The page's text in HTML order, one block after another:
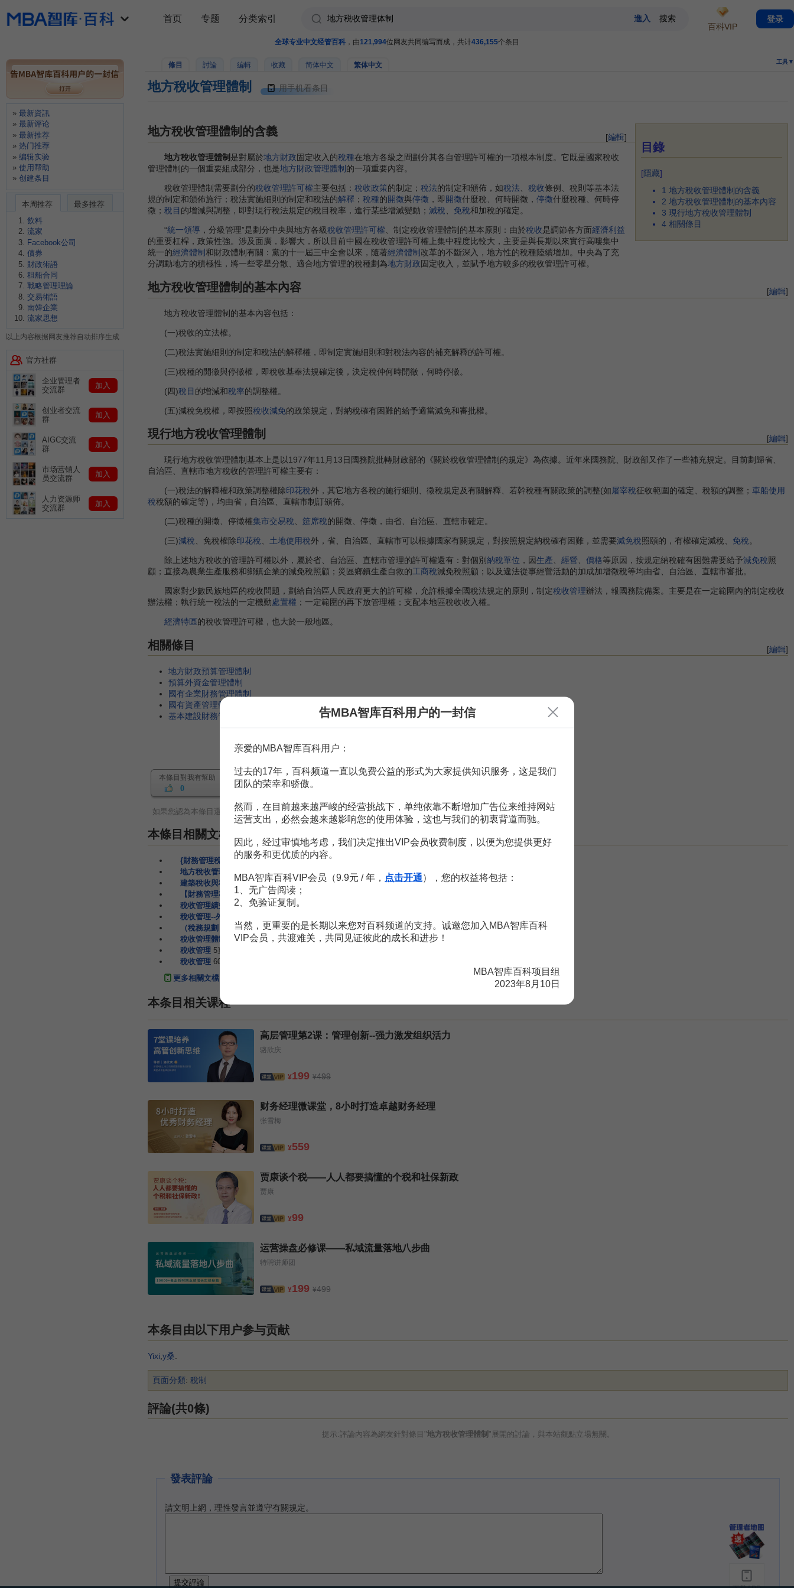
全球专业中文经管百科 ，由121,994位网友共同编写而成，共计436,155个条目
條目 討論 編輯 收藏 简体中文 繁体中文 工具▼
地方稅收管理體制 用手机看条目
目錄
[隱藏]
1 地方稅收管理體制的含義
2 地方稅收管理體制的基本內容
3 現行地方稅收管理體制
4 相關條目
[編輯]
地方稅收管理體制的含義
地方稅收管理體制 是對屬於地方財政固定收入的稅種在地方各級之間劃分其各自管理許可權的一項根本制度。它既是國家稅收
管理體制的一個重要組成部分，也是地方財政管理體制 的一項重要內容。
稅收管理體制需要劃分的稅收管理許可權主要包括： 稅收政策的制定； 稅法的制定和頒佈，如稅法、 稅收條例、稅則等基本法
規的制定和頒佈施行；稅法實施細則的制定和稅法的解釋 ； 稅種的開徵與停徵 ，即 開徵什麼稅、何時開徵， 停徵什麼稅種、何時停
徵； 稅目 的增減與調整，即對現行稅法規定的稅目稅率，進行某些增減變動； 減稅、 免稅和加稅的確定。
“統一領導 ，分級管理”是劃分中央與地方各級稅收管理許可權、制定稅收管理體制的基本原則：由於稅收是調節各方面經濟利益
的重要杠桿，政策性強。涉及面廣，影響大，所以目前中國在稅收管理許可權上集中程度比較大，主要是與長期以來實行高嘍集中
統一的經濟體制 和財政體制有關：黨的十一屆三中全會以來，隨著經濟體制 改革的不斷深入，地方性的稅種陸續增加。中央為了充
分調動地方的積極性，將一些零星分散、適合地方管理的稅種劃為地方財政固定收入，並賦予地方較多的稅收管理許可權。
[編輯]
地方稅收管理體制的基本內容
地方稅收管理體制的基本內容包括：
(一)稅收的立法權。
(二)稅法實施細則的制定和稅法的解釋權，即制定實施細則和對稅法內容的補充解釋的許可權。
(三)稅種的開徵與停徵權，即稅收基奉法規確定後，決定稅仲何時開徵，何時停徵。
(四)稅目 的增減和稅率的調整權。
(五)減稅免稅權，即按照稅收減免的政策規定，對納稅確有困難的給予適當減免和審批權。
[編輯]
現行地方稅收管理體制
現行地方稅收管理體制基本上是以1977年11月13日國務院批轉財政部的《關於稅收管理體制的規定》為依據。近年來國務院、財政部又作了一些補充規定。目前劃歸省、
自治區、直轄市地方稅收的管理許可權主要有：
(一)稅法的解釋權和政策調整權除印花稅外，其它地方各稅的施行細則、徵稅規定及有關解釋、若幹稅種有關政策的調整(如屠宰稅征收範圍的確定、稅額的調整； 車船使用
稅稅額的確定等)，均由省，自治區、直轄市制訂頒佈。
(二)稅種的開徵、停徵權集市交易稅、 筵席稅的開徵、停徵，由省、自治區、直轄市確定。
(三)減稅、免稅權除印花稅、 土地使用稅外，省、自治區、直轄市可以根據國家有關規定，對按照規定納稅確有困難，並需要減免稅照頤的，有權確定減稅、 免稅。
除上述地方稅收的管理許可權以外，屬於省、自治區、直轄市管理的許可權還有：對個別 納稅單位 ，因生產、 經營、 價格等原因，按規定納稅確有困難需要給予減免稅照
顧；直接為農業生產服務和鄉鎮企業的減免稅照顧；災區鄉鎮生產自救的工商稅減免稅照顧；以及違法從事經營活動的加成加增徵稅等均由省、自治區、直轄市審批。
國家對少數民族地區的稅收問題，劃給自治區人民政府更大的許可權，允許根據全國稅法規定的原則，制定稅收管理辦法，報國務院備案。主要是在一定範圍內的制定稅收
辦法權；執行統一稅法的一定機動處置權 ；一定範圍的再下放管理權；支配本地區稅收收入權。
經濟特區的稅收管理許可權，也大於一般地區。
[編輯]
相關條目
地方財政預算管理體制
預算外資金管理體制
國有企業財務管理體制
國有資產管理體制
基本建設財務管理體制
本條目對我有幫助
0 赏
如果您認為本條目還有待完善，需要補充新內容或修改錯誤內容，請編輯條目或投訴舉報。
本條目相關文檔
{財務管理稅務規劃}稅收管理外出經營稅收管理
地方稅收管理改製探析 3頁
建築稅收與稅收管理制度 39頁
【財務管理稅務規劃 】稅收管理外出經營稅收管理
稅收管理績效考評體制研究 4頁
稅收管理--外出經營稅收管理
（稅務規劃）稅收管理講義 46頁
稅收管理體制
6頁
稅收管理 5頁
稅收管理 60頁
更多相關文檔
本条目相关课程
高层管理第2课：管理创新--强力激发组织活力
骆欣庆
¥199 ¥499
财务经理微课堂，8小时打造卓越财务经理
张雪梅
¥559
贾康谈个税——人人都要搞懂的个税和社保新政
贾康
¥99
运营操盘必修课——私域流量落地八步曲
特聘讲师团
¥199 ¥499
本条目由以下用户参与贡献
Yixi,y桑.
頁面分類: 稅制
評論(共0條)
提示:評論內容為網友針對條目"地方稅收管理體制 "展開的討論，與本站觀點立場無關。
發表評論
請文明上網，理性發言並遵守有關規定。
首页 专题 分类索引
百科VIP
登录
最新資訊
最新评论
最新推荐
热门推荐
编辑实验
使用帮助
创建条目
本周推荐
最多推荐
飲料
流家
Facebook公司
債券
財政術語
租船合同
戰略管理理論
交易術語
南韓企業
流家思想
以上内容根据网友推荐自动排序生成
官方社群
企业管理者
交流群
加入
创业者交流
群
加入
AIGC交流
群
加入
市场营销人
员交流群
加入
人力资源师
交流群
加入
告MBA智库百科用户的一封信
亲爱的MBA智库百科用户：
过去的17年，百科频道一直以免费公益的形式为大家提供知识服务，这是我们
团队的荣幸和骄傲。
然而，在目前越来越严峻的经营挑战下，单纯依靠不断增加广告位来维持网站
运营支出，必然会越来越影响您的使用体验，这也与我们的初衷背道而驰。
因此，经过审慎地考虑，我们决定推出VIP会员收费制度，以便为您提供更好
的服务和更优质的内容。
MBA智库百科VIP会员（9.9元 / 年， 点击开通），您的权益将包括：
1、无广告阅读；
2、免验证复制。
当然，更重要的是长期以来您对百科频道的支持。诚邀您加入MBA智库百科
VIP会员，共渡难关，共同见证彼此的成长和进步！
MBA智库百科项目组
2023年8月10日